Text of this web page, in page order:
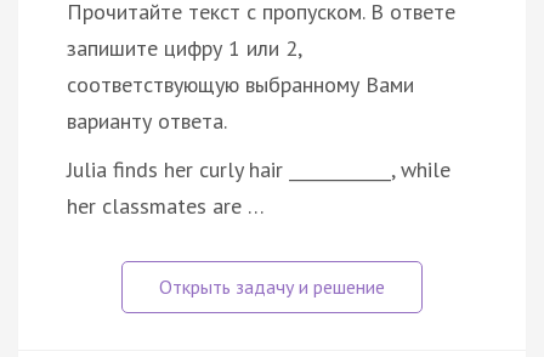
Прочитайте текст с пропуском. В ответе
запишите цифру 1 или 2,
соответствующую выбранному Вами
варианту ответа.
Julia finds her curly hair ____________, while
her classmates are …